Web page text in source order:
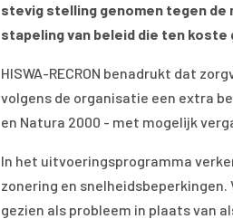
stevig stelling genomen tegen de
stapeling van beleid die ten
HISWA-RECRON benadrukt dat
volgens de organisatie een extra
en Natura 2000 - met mogelijk
In het uitvoeringsprogramma
zonering en snelheidsbeperkingen.
gezien als probleem in plaats van